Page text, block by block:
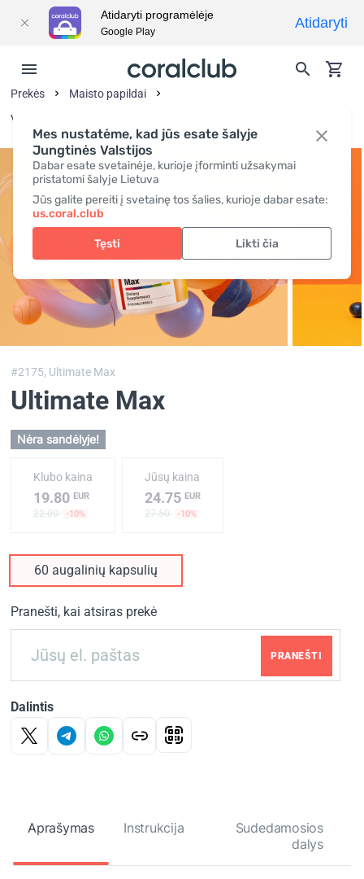
Mes nustatėme, kad jūs esate šalyje
Jungtinės Valstijos
Dabar esate svetainėje, kurioje įforminti užsakymai
pristatomi šalyje Lietuva
Jūs galite pereiti į svetainę tos šalies, kurioje dabar esate:
us.coral.club
Tęsti Likti čia
Prekės
Maisto papildai
Vitaminai ir į vitaminus panašios medžiagos
#2175, Ultimate Max
Ultimate Max
Nėra sandėlyje!
Klubo kaina
19.80 EUR
22.00 -10%
Jūsų kaina
24.75EUR
27.50 -10%
60 augalinių kapsulių
Pranešti, kai atsiras prekė
PRANEŠTI
Dalintis
Aprašymas Instrukcija
Sudedamosios
dalys
Atidaryti programėlėje
Google Play
Atidaryti